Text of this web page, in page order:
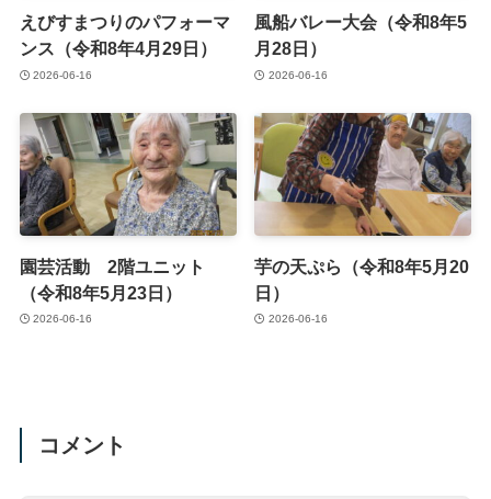
えびすまつりのパフォーマ
ンス（令和8年4月29日）
2026-06-16
風船バレー大会（令和8年5
月28日）
2026-06-16
園芸活動 2階ユニット
（令和8年5月23日）
2026-06-16
芋の天ぷら（令和8年5月20
日）
2026-06-16
コメント